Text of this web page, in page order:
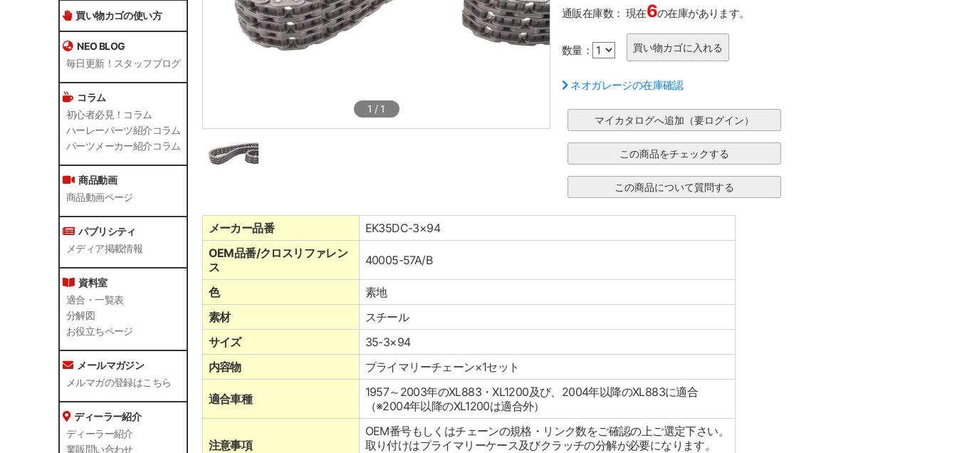
買い物カゴの使い方
NEO BLOG
毎日更新！スタッフブログ
コラム
初心者必見！コラム
ハーレーパーツ紹介コラム
パーツメーカー紹介コラム
商品動画
商品動画ページ
パブリシティ
メディア掲載情報
資料室
適合・一覧表
分解図
お役立ちページ
メールマガジン
メルマガの登録はこちら
ディーラー紹介
ディーラー紹介
業販問い合わせ
1 / 1
通販在庫数： 現在6の在庫があります。
数量：
ネオガレージの在庫確認
メーカー品番
EK35DC-3×94
OEM品番/クロスリファレン
ス
40005-57A/B
色
素地
素材
スチール
サイズ
35-3×94
内容物
プライマリーチェーン×1セット
適合車種
1957～2003年のXL883・XL1200及び、2004年以降のXL883に適合
（※2004年以降のXL1200は適合外）
注意事項
OEM番号もしくはチェーンの規格・リンク数をご確認の上ご選定下さい。
取り付けはプライマリーケース及びクラッチの分解が必要になります。